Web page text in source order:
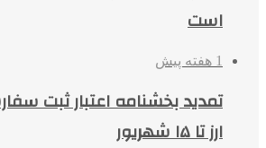
است
1 هفته پیش
تمدید بخشنامه اعتبار ثبت
ارز تا ۱۵ شهریور